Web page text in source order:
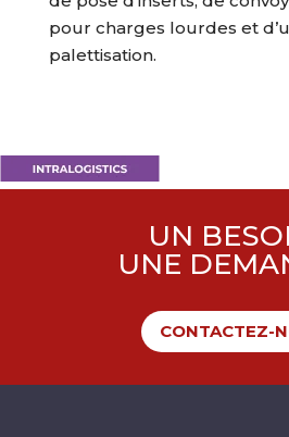
pour charges lourdes et
palettisation.
UN
UNE
CONTACTEZ-